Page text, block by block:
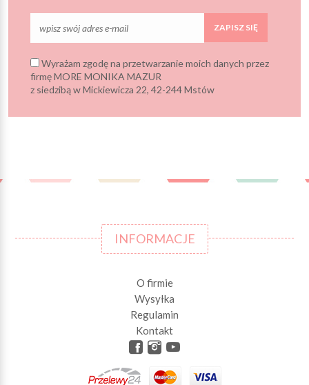
ZAPISZ SIĘ
Wyrażam zgodę na przetwarzanie moich danych przez
firmę MORE MONIKA MAZUR
z siedzibą w Mickiewicza 22, 42-244 Mstów
INFORMACJE
O firmie
Wysyłka
Regulamin
Kontakt